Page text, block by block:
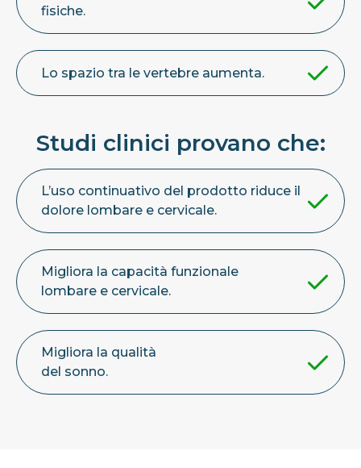
fisiche.
Lo spazio tra le vertebre aumenta.
Studi clinici provano che:
L’uso continuativo del prodotto riduce il
dolore lombare e cervicale.
Migliora la capacità funzionale
lombare e cervicale.
Migliora la qualità
del sonno.